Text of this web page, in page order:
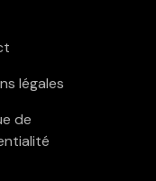
légales
de